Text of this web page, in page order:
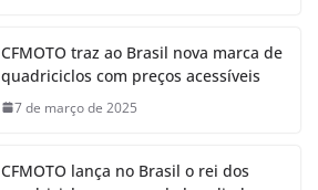
CFMOTO traz ao Brasil nova marca de
quadriciclos com preços acessíveis
7 de março de 2025
CFMOTO lança no Brasil o rei dos